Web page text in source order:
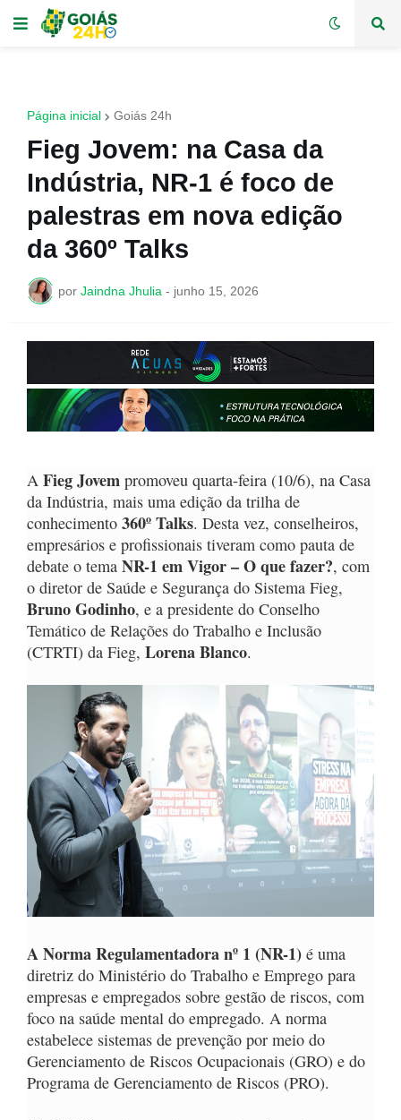
Página inicial Goiás 24h
Fieg Jovem: na Casa da
Indústria, NR-1 é foco de
palestras em nova edição
da 360º Talks
por Jaindna Jhulia - junho 15, 2026
A Fieg Jovem promoveu quarta-feira (10/6), na Casa
da Indústria, mais uma edição da trilha de
conhecimento 360º Talks. Desta vez, conselheiros,
empresários e profissionais tiveram como pauta de
debate o tema NR-1 em Vigor – O que fazer?, com
o diretor de Saúde e Segurança do Sistema Fieg,
Bruno Godinho, e a presidente do Conselho
Temático de Relações do Trabalho e Inclusão
(CTRTI) da Fieg, Lorena Blanco.
A Norma Regulamentadora nº 1 (NR-1) é uma
diretriz do Ministério do Trabalho e Emprego para
empresas e empregados sobre gestão de riscos, com
foco na saúde mental do empregado. A norma
estabelece sistemas de prevenção por meio do
Gerenciamento de Riscos Ocupacionais (GRO) e do
Programa de Gerenciamento de Riscos (PRO).